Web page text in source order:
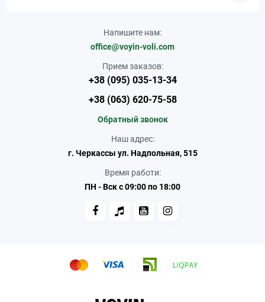
Напишите нам:
office@voyin-voli.com
Прием заказов:
+38 (095) 035-13-34
+38 (063) 620-75-58
Обратный звонок
Наш адрес:
г. Черкассы ул. Надпольная, 515
Время работи:
ПН - Вск с 09:00 по 18:00